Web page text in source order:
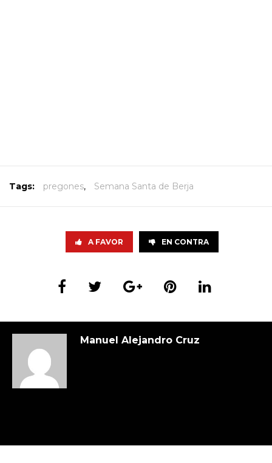
Tags: pregones, Semana Santa de Berja
A FAVOR EN CONTRA
Manuel Alejandro Cruz